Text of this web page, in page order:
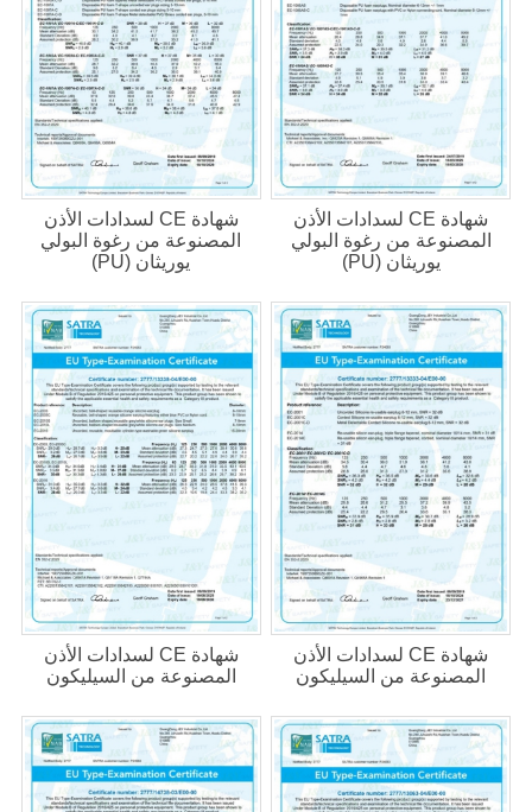
شهادة CE لسدادات الأذن
المصنوعة من رغوة البولي
يوريثان (PU)
شهادة CE لسدادات الأذن
المصنوعة من رغوة البولي
يوريثان (PU)
شهادة CE لسدادات الأذن
المصنوعة من السيليكون
شهادة CE لسدادات الأذن
المصنوعة من السيليكون